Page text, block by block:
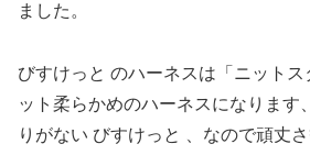
ました。
びすけっと のハーネスは「ニットス
ット柔らかめのハーネスになります
りがない びすけっと 、なので頑丈